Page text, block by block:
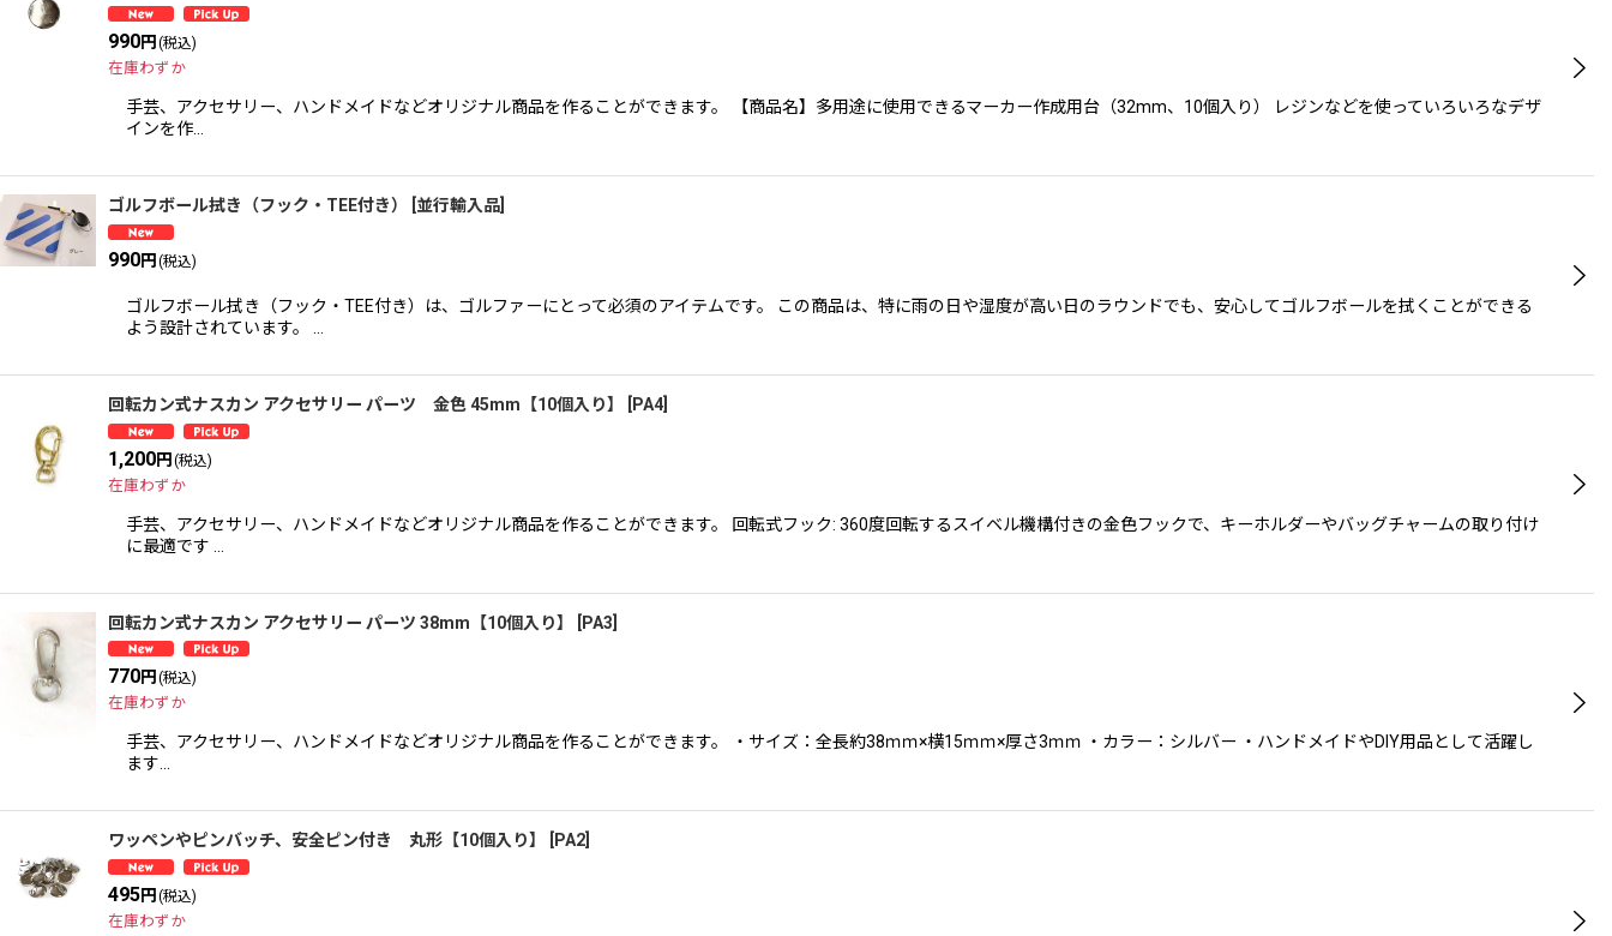
990円 (税込)
在庫わずか
手芸、アクセサリー、ハンドメイドなどオリジナル商品を作ることができます。 【商品名】多用途に使用できるマーカー作成用台（32mm、10個入り） レジンなどを使っていろいろなデザ
インを作…
ゴルフボール拭き（フック・TEE付き） [並行輸入品]
990円 (税込)
ゴルフボール拭き（フック・TEE付き）は、ゴルファーにとって必須のアイテムです。 この商品は、特に雨の日や湿度が高い日のラウンドでも、安心してゴルフボールを拭くことができる
よう設計されています。 …
回転カン式ナスカン アクセサリー パーツ 金色 45mm【10個入り】 PA4
1,200円 (税込)
在庫わずか
手芸、アクセサリー、ハンドメイドなどオリジナル商品を作ることができます。 回転式フック: 360度回転するスイベル機構付きの金色フックで、キーホルダーやバッグチャームの取り付け
に最適です …
回転カン式ナスカン アクセサリー パーツ 38mm【10個入り】 PA3
770円 (税込)
在庫わずか
手芸、アクセサリー、ハンドメイドなどオリジナル商品を作ることができます。 ・サイズ：全長約38ｍｍ×横15ｍｍ×厚さ3ｍｍ ・カラー：シルバー ・ハンドメイドやDIY用品として活躍し
ます…
ワッペンやピンバッチ、安全ピン付き 丸形【10個入り】 PA2
495円 (税込)
在庫わずか